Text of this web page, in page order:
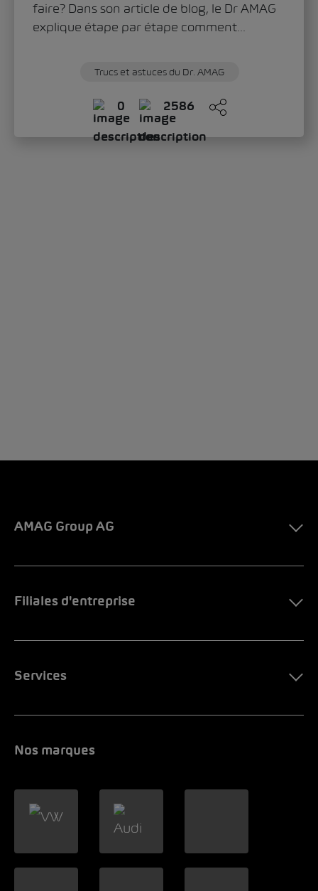
faire? Dans son article de blog, le Dr AMAG
explique étape par étape comment...
Trucs et astuces du Dr. AMAG
0 2586
AMAG Group AG
Filiales d'entreprise
Services
Nos marques